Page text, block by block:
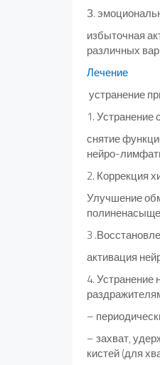
З.
избыточная
различных
Лечение
устранение
1.
снятие
нейро-
2. Коррекция
Улучшение
3
активация
4. Устранение
–
– захват,
кистей (для